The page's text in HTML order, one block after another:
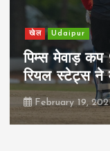
खेल Udaipur
पिम्स मेवाड़
रियल स्टेट्स ने
February 19,